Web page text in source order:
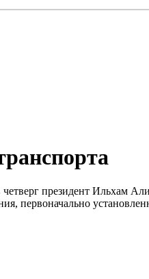
президент Ильхам
первоначально